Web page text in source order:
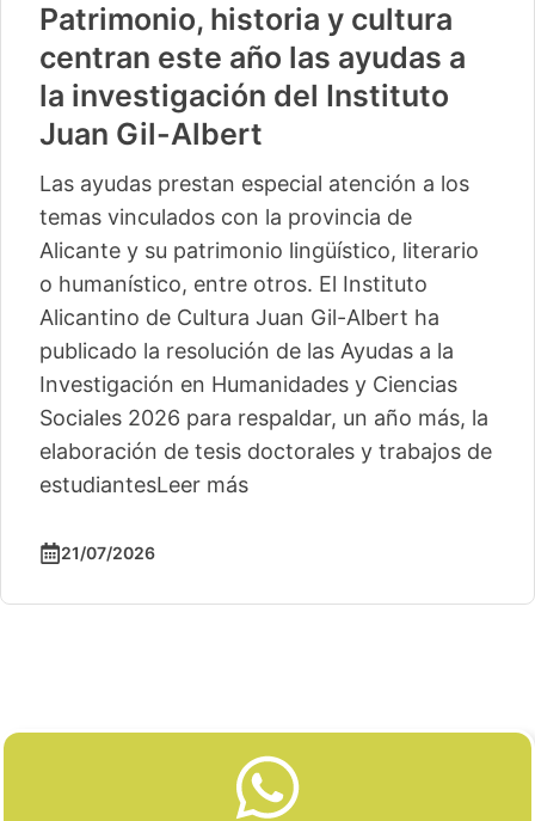
Patrimonio, historia y cultura
centran este año las ayudas a
la investigación del Instituto
Juan Gil-Albert
Las ayudas prestan especial atención a los
temas vinculados con la provincia de
Alicante y su patrimonio lingüístico, literario
o humanístico, entre otros. El Instituto
Alicantino de Cultura Juan Gil-Albert ha
publicado la resolución de las Ayudas a la
Investigación en Humanidades y Ciencias
Sociales 2026 para respaldar, un año más, la
elaboración de tesis doctorales y trabajos de
estudiantesLeer más
21/07/2026